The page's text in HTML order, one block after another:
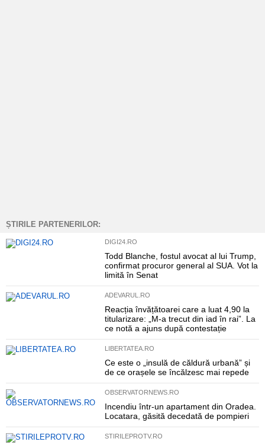
ȘTIRILE PARTENERILOR:
DIGI24.RO
Todd Blanche, fostul avocat al lui Trump,
confirmat procuror general al SUA. Vot la
limită în Senat
ADEVARUL.RO
Reacția învățătoarei care a luat 4,90 la
titularizare: „M-a trecut din iad în rai”. La
ce notă a ajuns după contestație
LIBERTATEA.RO
Ce este o „insulă de căldură urbană” și
de ce orașele se încălzesc mai repede
OBSERVATORNEWS.RO
Incendiu într-un apartament din Oradea.
Locatara, găsită decedată de pompieri
STIRILEPROTV.RO